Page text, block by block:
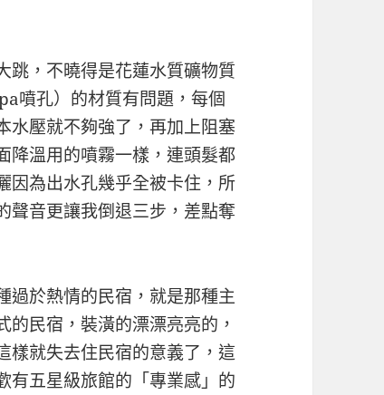
跳，不曉得是花蓮水質礦物質
噴孔）的材質有問題，每個
水壓就不夠強了，再加上阻塞
降溫用的噴霧一樣，連頭髮都
因為出水孔幾乎全被卡住，所
聲音更讓我倒退三步，差點奪
過於熱情的民宿，就是那種主
民宿，裝潢的漂漂亮亮的，
樣就失去住民宿的意義了，這
有五星級旅館的「專業感」的